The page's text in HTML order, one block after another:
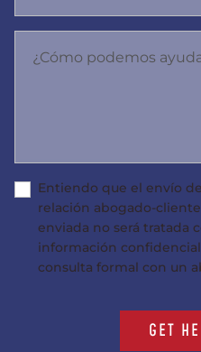
¿Cómo podemos
Entiendo que el envío
relación abogado-
enviada no será tratada
información
consulta formal con un
GET